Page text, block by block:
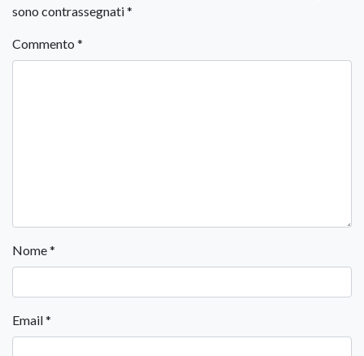
sono contrassegnati*
Commento *
Nome*
Email*